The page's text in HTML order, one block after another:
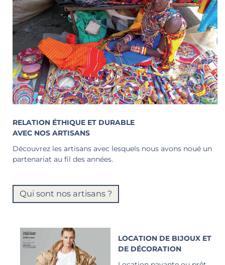
RELATION ÉTHIQUE ET DURABLE
AVEC NOS ARTISANS
Découvrez les artisans avec lesquels nous avons noué un
partenariat au fil des années.
Qui sont nos artisans ?
LOCATION DE BIJOUX ET
DE DÉCORATION